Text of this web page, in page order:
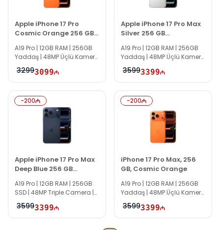
Apple iPhone 17 Pro
Cosmic Orange 256 GB
MG8H4ZD/A
A19 Pro | 12GB RAM | 256GB
Yaddaş | 48MP Üçlü Kamera
| 6.3" Super Retina XDR OLED |
120Hz
32993099
Apple iPhone 17 Pro Max
Silver 256 GB
MFYM4AF/A
A19 Pro | 12GB RAM | 256GB
Yaddaş | 48MP Üçlü Kamera
| 6.9" Super Retina XDR OLED |
120Hz
35993399
-200
Apple iPhone 17 Pro Max
Deep Blue 256 GB
MFYP4AF/A
A19 Pro | 12GB RAM | 256GB
SSD | 48MP Triple Camera |
6.9" Super Retina XDR OLED |
120Hz
35993399
-200
iPhone 17 Pro Max, 256
GB, Cosmic Orange
A19 Pro | 12GB RAM | 256GB
Yaddaş | 48MP Üçlü Kamera
| 6.9" Super Retina XDR OLED |
120Hz | USB-C | 5G | Cosmic
Orange | MFYN4AF/A
35993399